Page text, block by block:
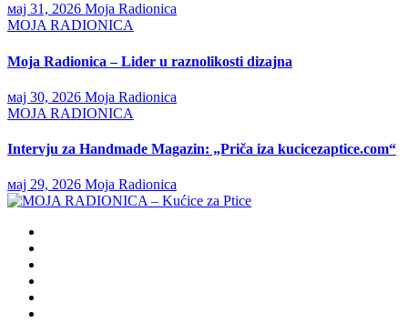
мај 31, 2026 Moja Radionica
MOJA RADIONICA
Moja Radionica – Lider u raznolikosti dizajna
мај 30, 2026 Moja Radionica
MOJA RADIONICA
Intervju za Handmade Magazin: „Priča iza kucicezaptice.com“
мај 29, 2026 Moja Radionica